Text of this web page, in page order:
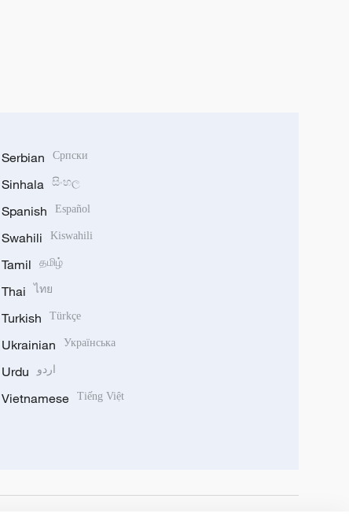
Serbian Српски
Sinhala සිංහල
Spanish Español
Swahili Kiswahili
Tamil தமிழ்
Thai ไทย
Turkish Türkçe
Ukrainian Українська
Urdu اردو
Vietnamese Tiếng Việt